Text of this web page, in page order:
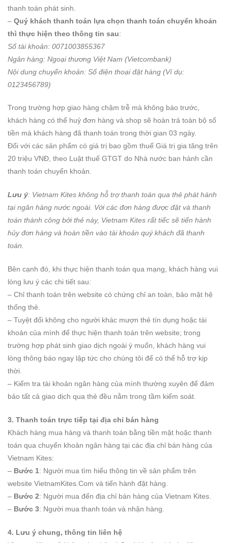
thanh toán phát sinh.
– Quý khách thanh toán lựa chọn thanh toán chuyển khoản
thì thực hiện theo thông tin sau:
Số tài khoản: 0071003855367
Ngân hàng: Ngoại thương Việt Nam (Vietcombank)
Nội dung chuyển khoản: Số điện thoại đặt hàng (Ví dụ:
0123456789)
Trong trường hợp giao hàng chậm trễ mà không báo trước,
khách hàng có thể huỷ đơn hàng và shop sẽ hoàn trả toàn bộ số
tiền mà khách hàng đã thanh toán trong thời gian 03 ngày.
Đối với các sản phẩm có giá trị bao gồm thuế Giá trị gia tăng trên
20 triệu VNĐ, theo Luật thuế GTGT do Nhà nước ban hành cần
thanh toán chuyển khoản.
Lưu ý: Vietnam Kites không hỗ trợ thanh toán qua thẻ phát hành
tại ngân hàng nước ngoài. Với các đơn hàng được đặt và thanh
toán thành công bởi thẻ này, Vietnam Kites rất tiếc sẽ tiến hành
hủy đơn hàng và hoàn tiền vào tài khoản quý khách đã thanh
toán.
Bên cạnh đó, khi thực hiện thanh toán qua mạng, khách hàng vui
lòng lưu ý các chi tiết sau:
– Chỉ thanh toán trên website có chứng chỉ an toàn, bảo mật hệ
thống thẻ.
– Tuyệt đối không cho người khác mượn thẻ tín dụng hoặc tài
khoản của mình để thực hiện thanh toán trên website; trong
trường hợp phát sinh giao dịch ngoài ý muốn, khách hàng vui
lòng thông báo ngay lập tức cho chúng tôi để có thể hỗ trợ kịp
thời.
– Kiểm tra tài khoản ngân hàng của mình thường xuyên để đảm
bảo tất cả giao dịch qua thẻ đều nằm trong tầm kiểm soát.
3. Thanh toán trực tiếp tại địa chỉ bán hàng
Khách hàng mua hàng và thanh toán bằng tiền mặt hoặc thanh
toán qua chuyển khoản ngân hàng tại các địa chỉ bán hàng của
Vietnam Kites:
– Bước 1: Người mua tìm hiểu thông tin về sản phẩm trên
website VietnamKites.Com và tiến hành đặt hàng.
– Bước 2: Người mua đến địa chỉ bán hàng của Vietnam Kites.
– Bước 3: Người mua thanh toán và nhận hàng.
4. Lưu ý chung, thông tin liên hệ